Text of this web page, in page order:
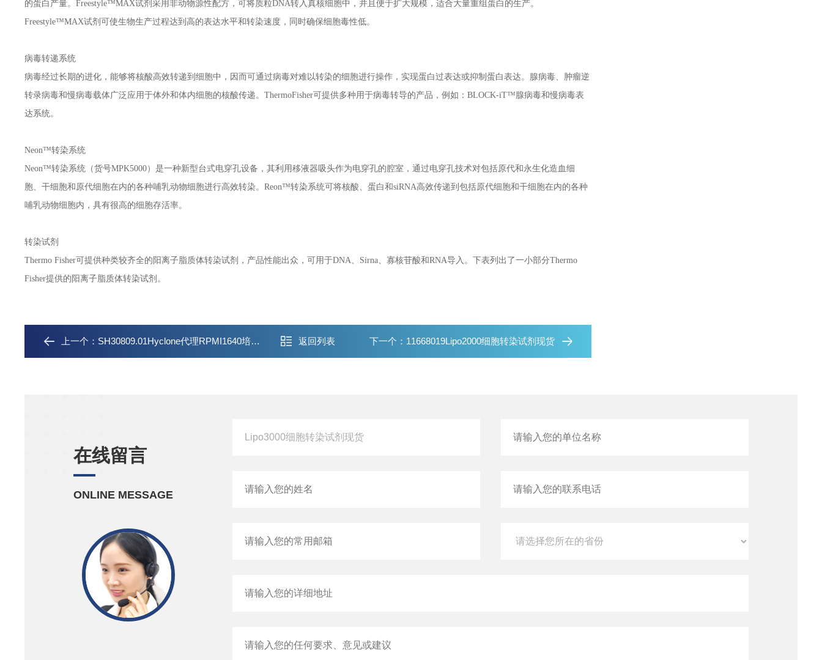
的蛋白产量。Freestyle™MAX试剂采用非动物源性配方，可将质粒DNA转入真核细胞中，并且便于扩大规模，适合大量重组蛋白的生产。
Freestyle™MAX试剂可使生物生产过程达到高的表达水平和转染速度，同时确保细胞毒性低。
病毒转递系统
病毒经过长期的进化，能够将核酸高效转递到细胞中，因而可通过病毒对难以转染的细胞进行操作，实现蛋白过表达或抑制蛋白表达。腺病毒、肿瘤逆
转录病毒和慢病毒载体广泛应用于体外和体内细胞的核酸传递。ThermoFisher可提供多种用于病毒转导的产品，例如：BLOCK-iT™腺病毒和慢病毒表
达系统。
Neon™转染系统
Neon™转染系统（货号MPK5000）是一种新型台式电穿孔设备，其利用移液器吸头作为电穿孔的腔室，通过电穿孔技术对包括原代和永生化造血细
胞、干细胞和原代细胞在内的各种哺乳动物细胞进行高效转染。Reon™转染系统可将核酸、蛋白和siRNA高效传递到包括原代细胞和干细胞在内的各种
哺乳动物细胞内，具有很高的细胞存活率。
转染试剂
Thermo Fisher可提供种类较齐全的阳离子脂质体转染试剂，产品性能出众，可用于DNA、Sirna、寡核苷酸和RNA导入。下表列出了一小部分Thermo
Fisher提供的阳离子脂质体转染试剂。
上一个： SH30809.01Hyclone代理RPMI1640培养基浙江杭州 返回列表 下一个： 11668019Lipo2000细胞转染试剂现货
在线留言
ONLINE MESSAGE